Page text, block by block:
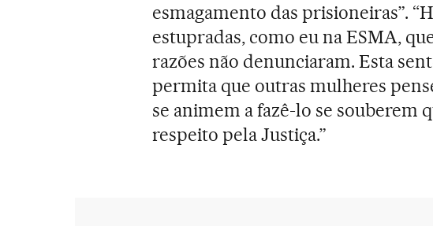
esmagamento das prisioneiras”.
estupradas, como eu na ESMA,
razões não denunciaram. Esta
permita que outras mulheres
se animem a fazê-lo se souberem
respeito pela Justiça.”